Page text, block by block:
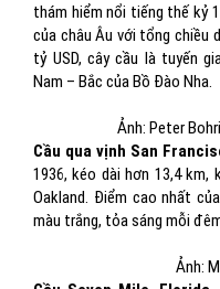
thám hiểm nổi tiếng thế kỷ
của châu Âu với tổng chiều
tỷ USD, cây cầu là tuyến
Nam – Bắc của Bồ Đào Nha.
Ảnh: Peter
Cầu qua vịnh San
1936, kéo dài hơn 13,4 km,
Oakland. Điểm cao nhất
màu trắng, tỏa sáng mỗi
Ảnh: